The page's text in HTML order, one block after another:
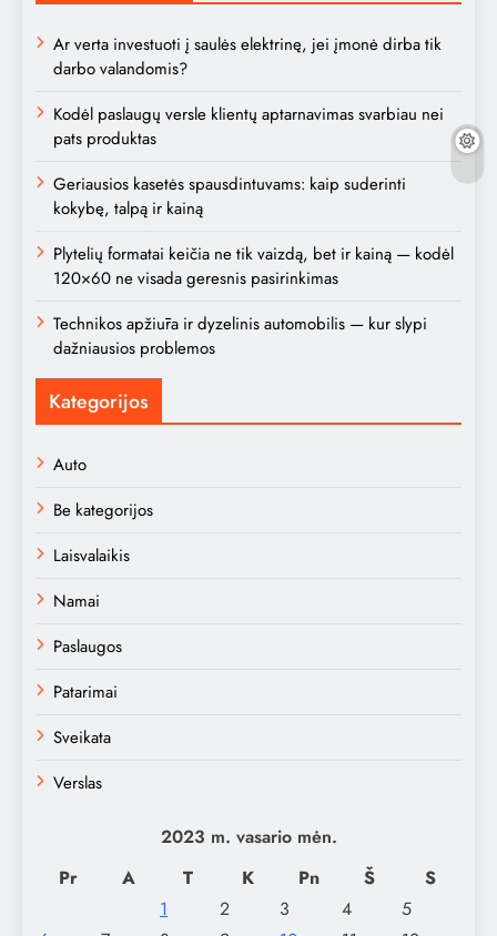
Ar verta investuoti į saulės elektrinę, jei įmonė dirba tik
darbo valandomis?
Kodėl paslaugų versle klientų aptarnavimas svarbiau nei
pats produktas
Geriausios kasetės spausdintuvams: kaip suderinti
kokybę, talpą ir kainą
Plytelių formatai keičia ne tik vaizdą, bet ir kainą — kodėl
120×60 ne visada geresnis pasirinkimas
Technikos apžiūra ir dyzelinis automobilis — kur slypi
dažniausios problemos
Kategorijos
Auto
Be kategorijos
Laisvalaikis
Namai
Paslaugos
Patarimai
Sveikata
Verslas
2023 m. vasario mėn.
Pr
A T K Pn Š
S
1
2 3 4
5